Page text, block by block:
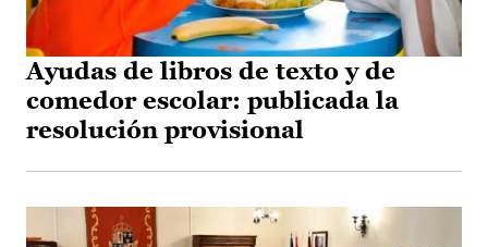
Ayudas de libros de texto y de
comedor escolar: publicada la
resolución provisional